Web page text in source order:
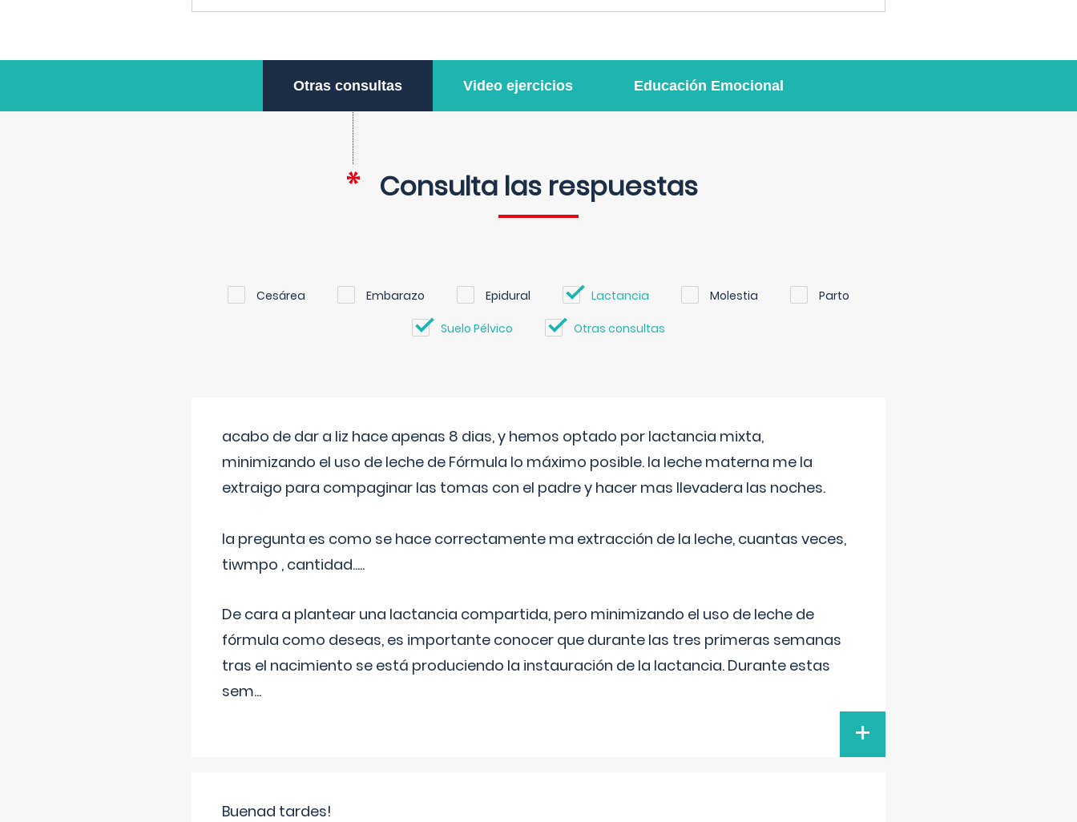
Otras consultas Video ejercicios Educación Emocional
Consulta las respuestas
Cesárea Embarazo Epidural Lactancia Molestia Parto
Suelo Pélvico Otras consultas
acabo de dar a liz hace apenas 8 dias, y hemos optado por lactancia mixta,
minimizando el uso de leche de Fórmula lo máximo posible. la leche materna me la
extraigo para compaginar las tomas con el padre y hacer mas llevadera las noches.
la pregunta es como se hace correctamente ma extracción de la leche, cuantas veces,
tiwmpo , cantidad.....
De cara a plantear una lactancia compartida, pero minimizando el uso de leche de
fórmula como deseas, es importante conocer que durante las tres primeras semanas
tras el nacimiento se está produciendo la instauración de la lactancia. Durante estas
sem...
+
Buenad tardes!